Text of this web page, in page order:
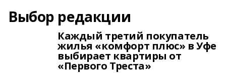
Выбор редакции
Каждый третий покупатель
жилья «комфорт плюс» в Уфе
выбирает квартиры от
«Первого Треста»